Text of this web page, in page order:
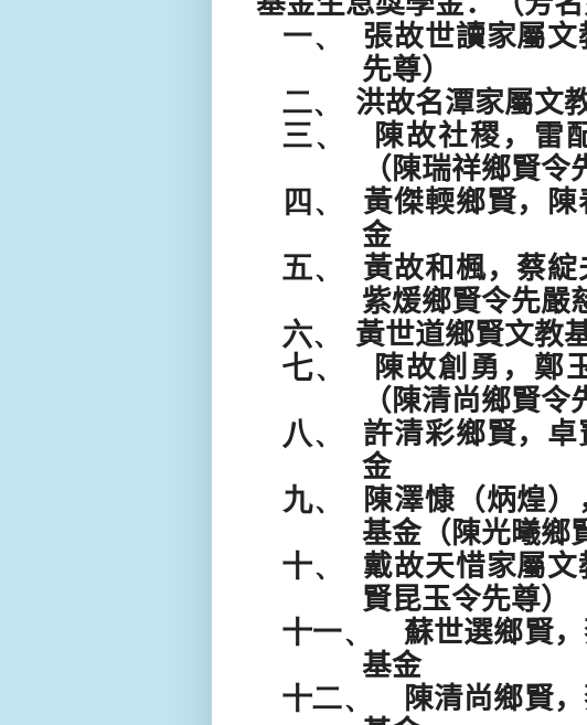
一、
張故世讀家屬
先尊）
二、
洪故名潭家屬文
三、
陳故社稷，雷
（陳瑞祥鄉賢令
四、
黃傑輭鄉賢，
金
五、
黃故和楓，蔡
紫煖鄉賢令先嚴
六、
黃世道鄉賢文教
七、
陳故創勇，鄭
（陳清尚鄉賢令
八、
許清彩鄉賢，
金
九、
陳澤慷（炳煌
基金（陳光曦鄉
十、
戴故天惜家屬
賢昆玉令先尊）
十一、
蘇世選鄉賢
基金
十二、
陳清尚鄉賢